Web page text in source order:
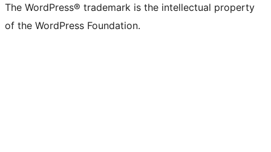
The WordPress® trademark is the intellectual property
of the WordPress Foundation.